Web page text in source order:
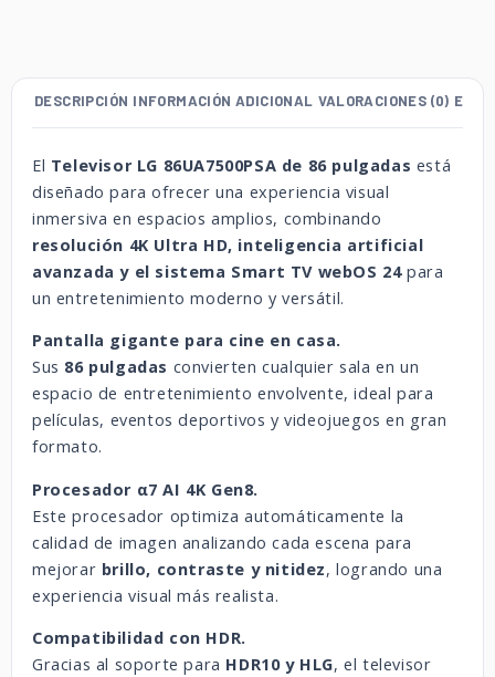
DESCRIPCIÓN INFORMACIÓN ADICIONAL VALORACIONES (0)
El Televisor LG 86UA7500PSA de 86 pulgadas está
diseñado para ofrecer una experiencia visual
inmersiva en espacios amplios, combinando
resolución 4K Ultra HD, inteligencia artificial
avanzada y el sistema Smart TV webOS 24para
un entretenimiento moderno y versátil.
Pantalla gigante para cine en casa.
Sus 86 pulgadas convierten cualquier sala en un
espacio de entretenimiento envolvente, ideal para
películas, eventos deportivos y videojuegos en gran
formato.
Procesador α7 AI 4K Gen8.
Este procesador optimiza automáticamente la
calidad de imagen analizando cada escena para
mejorar brillo, contraste y nitidez, logrando una
experiencia visual más realista.
Compatibilidad con HDR.
Gracias al soporte para HDR10 y HLG, el televisor